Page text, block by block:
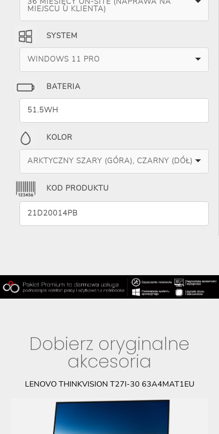
MIEJSCU U KLIENTA)
SYSTEM
WINDOWS 11 PRO
BATERIA
51.5WH
KOLOR
ARKTYCZNY SZARY (GÓRA), CZARNY (DÓŁ)
KOD PRODUKTU
21D20014PB
Dobierz oryginalne
akcesoria
LENOVO THINKVISION T27I-30 63A4MAT1EU